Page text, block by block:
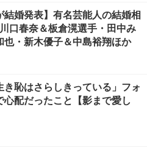
結婚発表】有名芸能人の結婚相
口春奈＆板倉滉選手・田中み
也・新木優子＆中島裕翔ほか
き恥はさらしきっている」フォ
心配だったこと【影まで愛し